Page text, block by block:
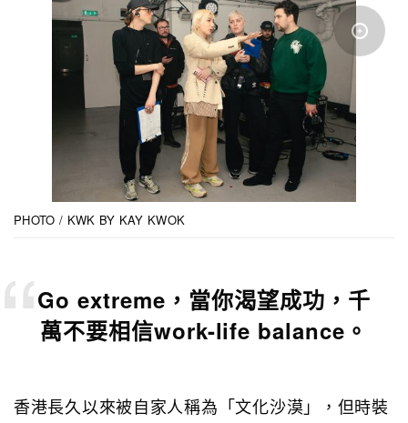
PHOTO / KWK BY KAY KWOK
Go extreme，當你渴望成功，千
萬不要相信work-life balance。
香港長久以來被自家人稱為「文化沙漠」，但時裝